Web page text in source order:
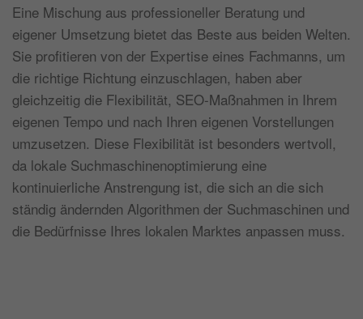
Eine Mischung aus professioneller Beratung und
eigener Umsetzung bietet das Beste aus beiden Welten.
Sie profitieren von der Expertise eines Fachmanns, um
die richtige Richtung einzuschlagen, haben aber
gleichzeitig die Flexibilität, SEO-Maßnahmen in Ihrem
eigenen Tempo und nach Ihren eigenen Vorstellungen
umzusetzen. Diese Flexibilität ist besonders wertvoll,
da lokale Suchmaschinenoptimierung eine
kontinuierliche Anstrengung ist, die sich an die sich
ständig ändernden Algorithmen der Suchmaschinen und
die Bedürfnisse Ihres lokalen Marktes anpassen muss.